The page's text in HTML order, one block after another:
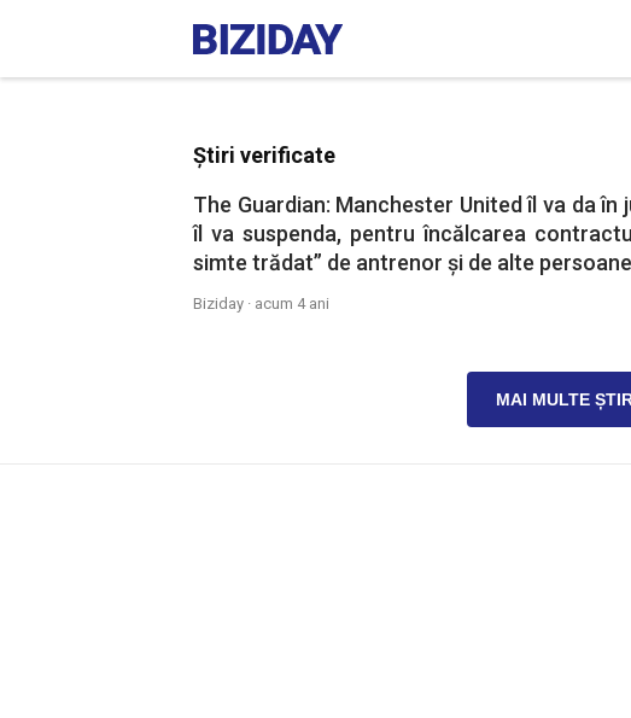
Știri verificate
The Guardian: Manchester United îl va da
îl va suspenda, pentru încălcarea
simte trădat” de antrenor şi de alte
Biziday · acum 4 ani
MAI MULTE